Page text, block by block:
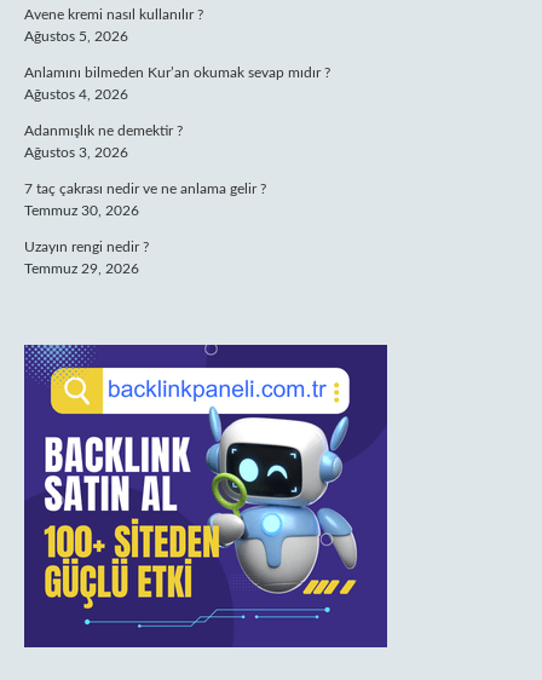
Avene kremi nasıl kullanılır ?
Ağustos 5, 2026
Anlamını bilmeden Kur’an okumak sevap mıdır ?
Ağustos 4, 2026
Adanmışlık ne demektir ?
Ağustos 3, 2026
7 taç çakrası nedir ve ne anlama gelir ?
Temmuz 30, 2026
Uzayın rengi nedir ?
Temmuz 29, 2026